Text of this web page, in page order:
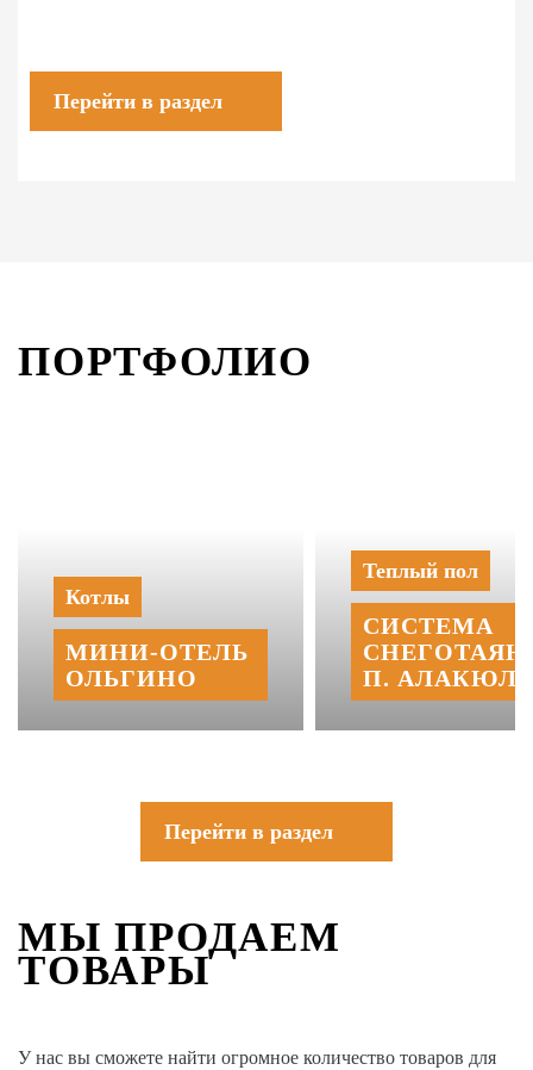
Перейти в раздел
ПОРТФОЛИО
Котлы
МИНИ‑‏ОТЕЛЬ
ОЛЬГИНО
Теплый пол
СИСТЕМА
П.
Перейти в раздел
МЫ ПРОДАЕМ
ТОВАРЫ
У нас вы сможете найти огромное количество товаров для